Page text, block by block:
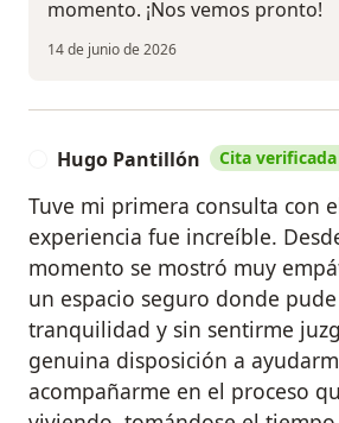
momento. ¡Nos vemos pronto!
14 de junio de 2026
Hugo Pantillón Cita verificada
Tuve mi primera consulta con
experiencia fue increíble.
momento se mostró muy
un espacio seguro donde
tranquilidad y sin sentirme
genuina disposición a
acompañarme en el proceso